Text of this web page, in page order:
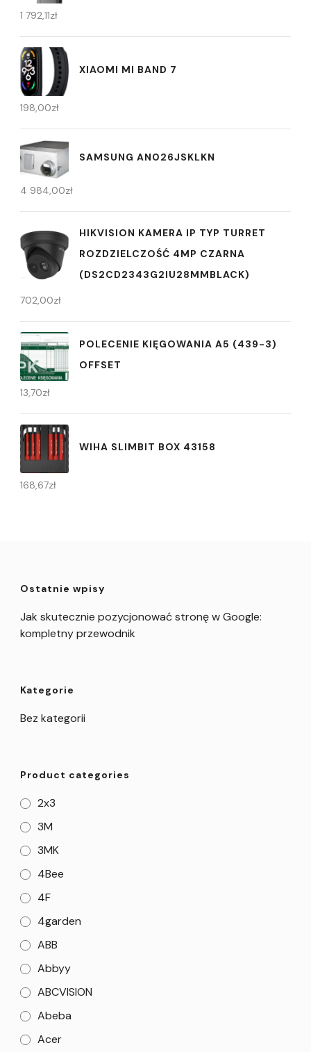
1 792,11zł
XIAOMI MI BAND 7
198,00zł
SAMSUNG AN026JSKLKN
4 984,00zł
HIKVISION KAMERA IP TYP TURRET
ROZDZIELCZOŚĆ 4MP CZARNA
(DS2CD2343G2IU28MMBLACK)
702,00zł
POLECENIE KIĘGOWANIA A5 (439-3)
OFFSET
13,70zł
WIHA SLIMBIT BOX 43158
168,67zł
Ostatnie wpisy
Jak skutecznie pozycjonować stronę w Google:
kompletny przewodnik
Kategorie
Bez kategorii
Product categories
2x3
3M
3MK
4Bee
4F
4garden
ABB
Abbyy
ABCVISION
Abeba
Acer